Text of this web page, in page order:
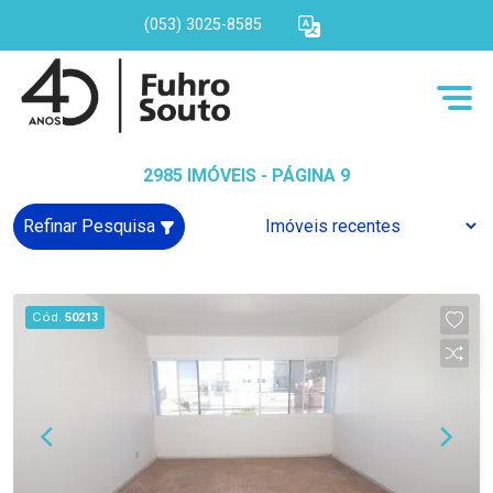
(053) 3025-8585
2985 IMÓVEIS - PÁGINA 9
Refinar Pesquisa
Cód. 50213